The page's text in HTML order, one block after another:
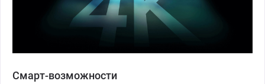
Смарт-возможности